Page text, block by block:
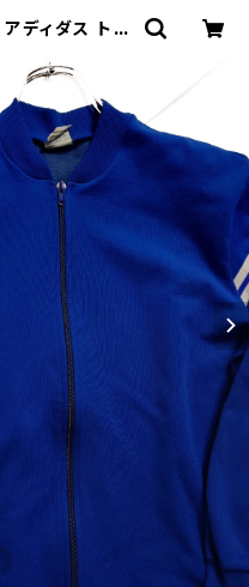
ディダス トラ
9chord